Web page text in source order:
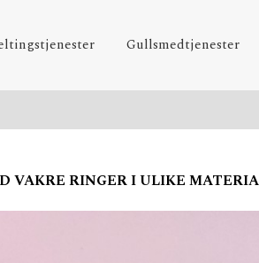
Gullsmedtjenester
VAKRE RINGER I ULIKE